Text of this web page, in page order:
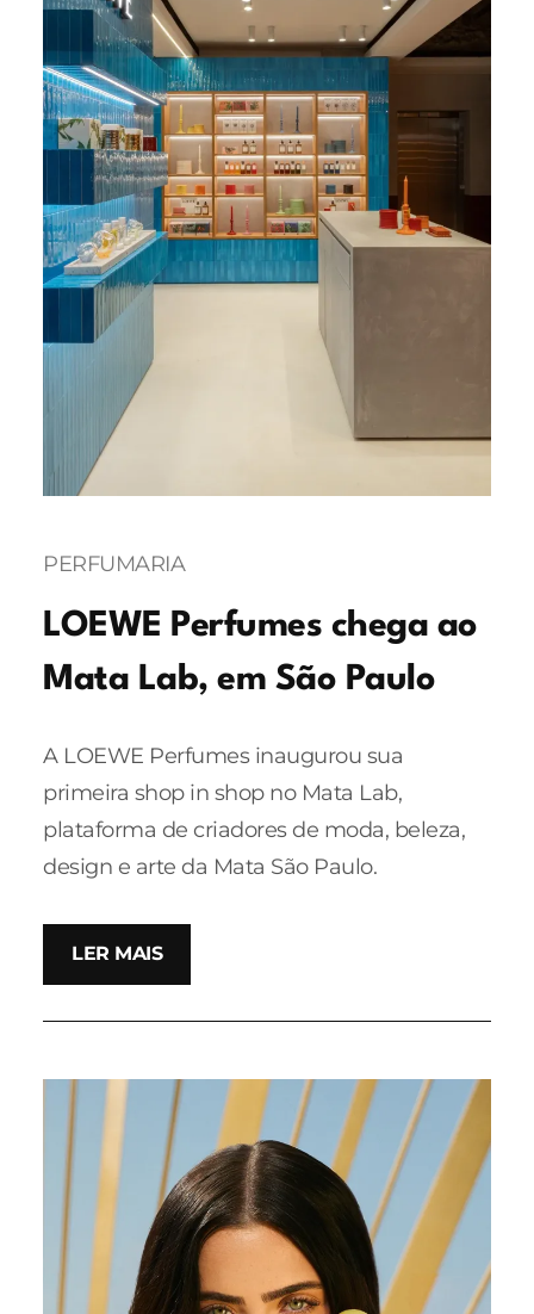
PERFUMARIA
LOEWE Perfumes chega ao
Mata Lab, em São Paulo
A LOEWE Perfumes inaugurou sua
primeira shop in shop no Mata Lab,
plataforma de criadores de moda, beleza,
design e arte da Mata São Paulo.
LER MAIS